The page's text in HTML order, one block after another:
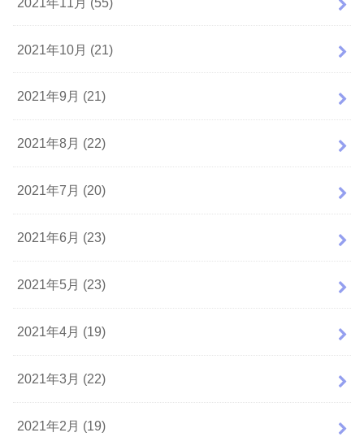
2021年10月 (21)
2021年9月 (21)
2021年8月 (22)
2021年7月 (20)
2021年6月 (23)
2021年5月 (23)
2021年4月 (19)
2021年3月 (22)
2021年2月 (19)